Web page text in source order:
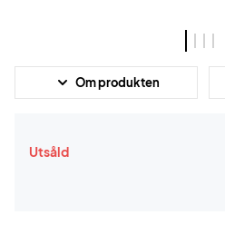
Om produkten
Utsåld